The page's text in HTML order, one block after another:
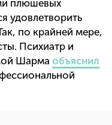
плюшевых
удовлетворить
по крайней мере,
Психиатр и
Шарма объяснил